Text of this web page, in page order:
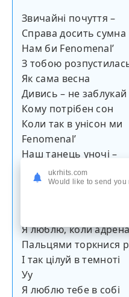
Звичайні почуття –
Справа досить сумна
Нам би Fenomenalʼ
З тобою
Як сама весна
Дивись – не заблукай
Кому потрібен сон
Коли так в унісон ми
Fenomenalʼ
Наш танець уночі –
Удвох, ми тут самі
Тільки тінь на стіні
Я люблю, коли
Пальцями торкнися
І так цілуй в темноті
Уу
Я люблю тебе в собі
ukrhits.com
Would like to send you